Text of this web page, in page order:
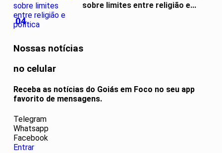
04
sobre limites entre religião e...
Nossas notícias
no celular
Receba as notícias do Goiás em Foco no seu app
favorito de mensagens.
Telegram
Whatsapp
Facebook
Entrar